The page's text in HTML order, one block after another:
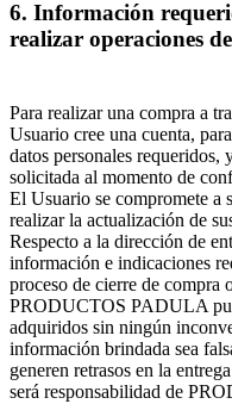
6. Información
realizar operaciones
Para realizar una compra a
Usuario cree una cuenta,
datos personales
solicitada al momento de
El Usuario se compromete a
realizar la actualización de
Respecto a la dirección de
información e indicaciones
proceso de cierre de compra
PRODUCTOS PADULA
adquiridos sin ningún
información brindada sea
generen retrasos en la
será responsabilidad de